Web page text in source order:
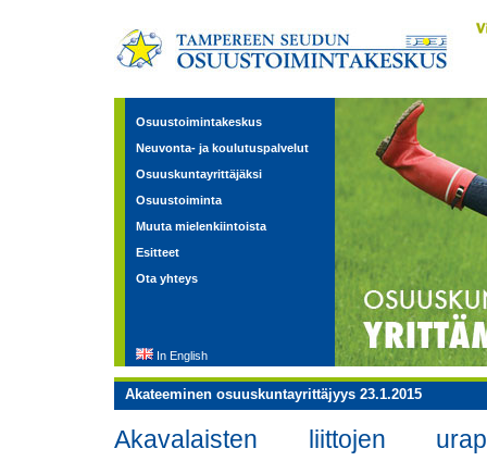
Osuustoimintakeskus
Neuvonta- ja koulutuspalvelut
Osuuskuntayrittäjäksi
Osuustoiminta
Muuta mielenkiintoista
Esitteet
Ota yhteys
In English
Akateeminen osuuskuntayrittäjyys 23.1.2015
Akavalaisten liittojen